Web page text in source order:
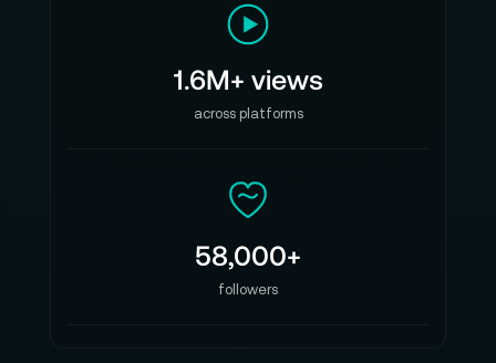
1.6M+ views
across platforms
58,000+
followers